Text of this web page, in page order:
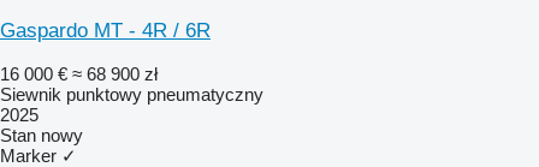
Gaspardo MT - 4R / 6R
16 000 € ≈ 68 900 zł
Siewnik punktowy pneumatyczny
2025
Stan nowy
Marker ✓